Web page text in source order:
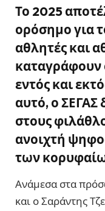
Το 2025
ορόσημο για
αθλητές και
καταγράφουν
εντός και
αυτό, ο ΣΕΓΑΣ
στους
ανοιχτή
των
Ανάμεσα στα
και ο Σαράντης